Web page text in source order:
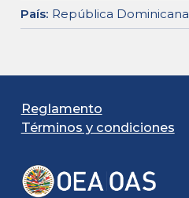
País: República Dominicana
Reglamento
Términos y condiciones